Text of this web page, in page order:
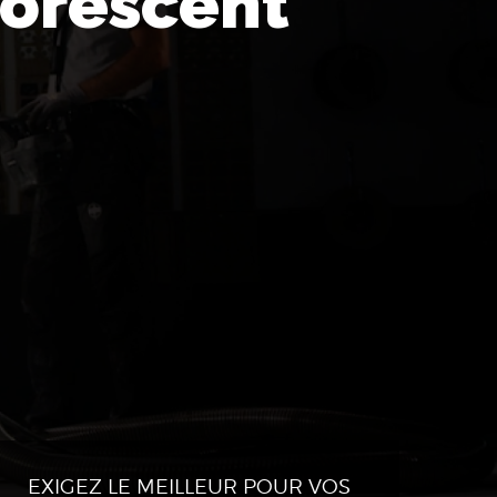
EXIGEZ LE MEILLEUR POUR VOS